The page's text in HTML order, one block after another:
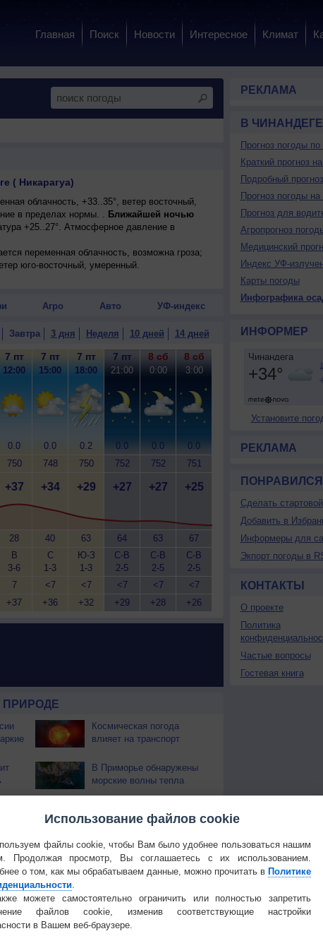
Главная Поиск Новости Интересное Климат
( Никарагуа)
облачность, +33..35°, ветер восточный,
в пределах нормы. . Ближайшей ночью
+25..27°. Атмосферное давление в
переменная облачность, возможна гроза;
юго-восточный, умеренный.
Агро Авто УФ-индекс
Завтра 3 дня Неделя 10 дней 14 дней
7 пт
12:00
0.0
750
+37
28
В
3-6
7
+37
7 пт
15:00
0.0
748
+34
40
С
1-3
<7
+36
7 пт
18:00
0.2
750
+29
63
Ю-З
1-3
<7
+32
7 пт
21:00
0.0
752
+27
64
С-В
2-5
<7
+29
8 сб
0:00
0.0
752
+27
63
С-В
2-5
<7
+28
8 сб
3:00
0.0
751
+25
67
С-В
2-5
<7
+26
Космическая погода
влияет на транспорт
В Приморье обнаружены
морские волны тепла
Температура Облачность Осадки
РЕКЛАМА
В ЧИНАНДЕГЕ
Прогноз погоды
Краткий прогноз
Подробный
Прогноз погоды
Прогноз для
Агропрогноз
Медицинский
Индекс УФ-
Карты погоды
Инфографика
ИНФОРМЕР
Установите
РЕКЛАМА
Сделать стартовой
Добавить в
Информеры для
Экпорт погоды в
КОНТАКТЫ
О проекте
Политика
Частые вопросы
Гостевая книга
Использование файлов cookie
файлы cookie, чтобы Вам было удобнее пользоваться нашим
Продолжая просмотр, Вы соглашаетесь с их использованием.
о том, как мы обрабатываем данные, можно прочитать в Политике
.
можете самостоятельно ограничить или полностью запретить
файлов cookie, изменив соответствующие настройки
в Вашем веб-браузере.